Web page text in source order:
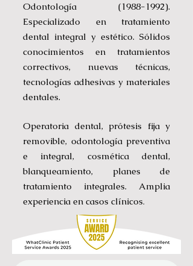
Odontología (1988-1992).
Especializado en tratamiento
dental integral y estético. Sólidos
conocimientos en tratamientos
correctivos, nuevas técnicas,
tecnologías adhesivas y materiales
dentales.
Operatoria dental, prótesis fija y
removible, odontología preventiva
e integral, cosmética dental,
blanqueamiento, planes de
tratamiento integrales. Amplia
experiencia en casos clínicos.